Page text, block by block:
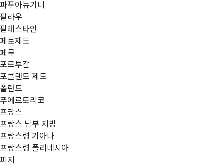
파푸아뉴기니
팔라우
팔레스타인
페로제도
페루
포르투갈
포클랜드 제도
폴란드
푸에르토리코
프랑스
프랑스 남부 지방
프랑스령 기아나
프랑스령 폴리네시아
피지